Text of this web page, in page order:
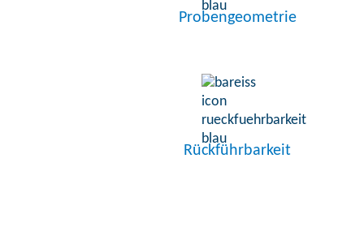
Probengeometrie
Rückführbarkeit